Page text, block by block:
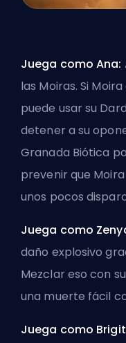
Juega como Ana:
las Moiras. Si
puede usar su
detener a su
Granada Biótica
prevenir que
unos pocos
Juega como
daño explosivo
Mezclar eso con
una muerte fácil
Juega como